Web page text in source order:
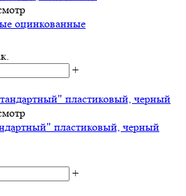
оцинкованные
+
пластиковый, черный
+